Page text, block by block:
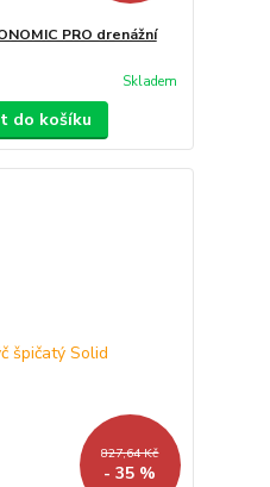
PRO drenážní
Skladem
do košíku
827,64 Kč
- 35 %